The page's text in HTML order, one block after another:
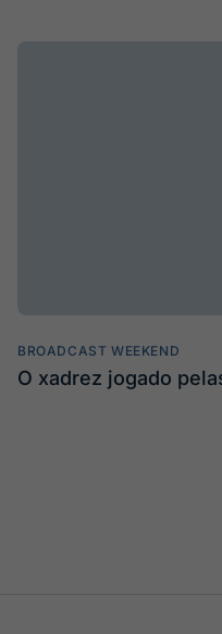
BROADCAST WEEKEND
O xadrez jogado